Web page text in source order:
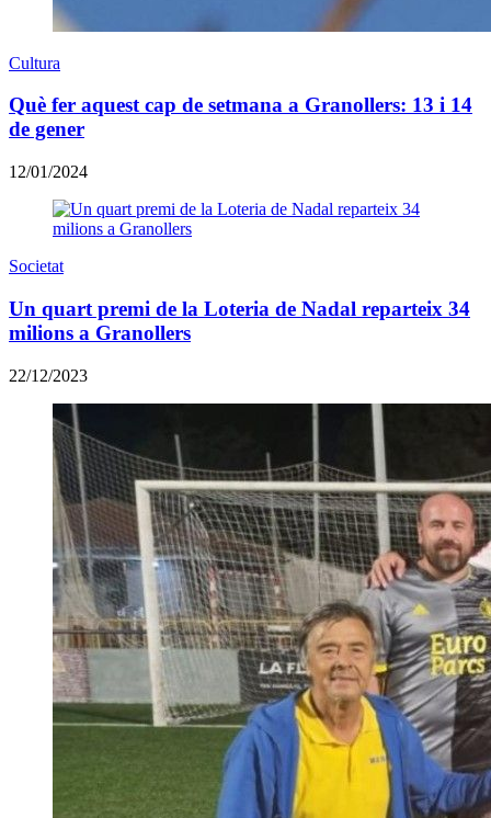
Cultura
Què fer aquest cap de setmana a Granollers: 13 i 14
de gener
12/01/2024
Societat
Un quart premi de la Loteria de Nadal reparteix 34
milions a Granollers
22/12/2023